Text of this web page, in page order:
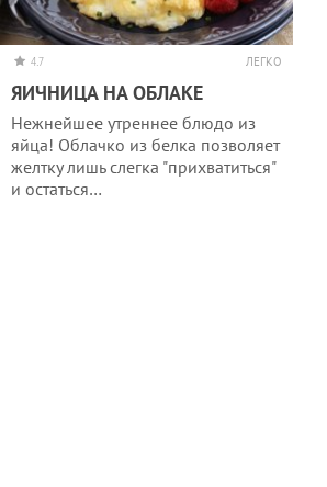
4.7 ЛЕГКО
ЯИЧНИЦА НА ОБЛАКЕ
Нежнейшее утреннее блюдо из
яйца! Облачко из белка позволяет
желтку лишь слегка "прихватиться"
и остаться…